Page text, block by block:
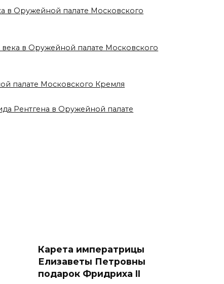
в Оружейной палате Московского
в Оружейной палате Московского
палате Московского Кремля
Рентгена в Оружейной палате
Карета императрицы
Елизаветы Петровны
подарок Фридриха II